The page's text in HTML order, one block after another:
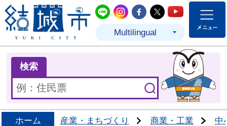
結城市公式LINE
結城市公式Instagram
結城市公式
結城市公式
結城市
Multilingual
検索
ホーム 産業・まちづくり 商業・工業 中